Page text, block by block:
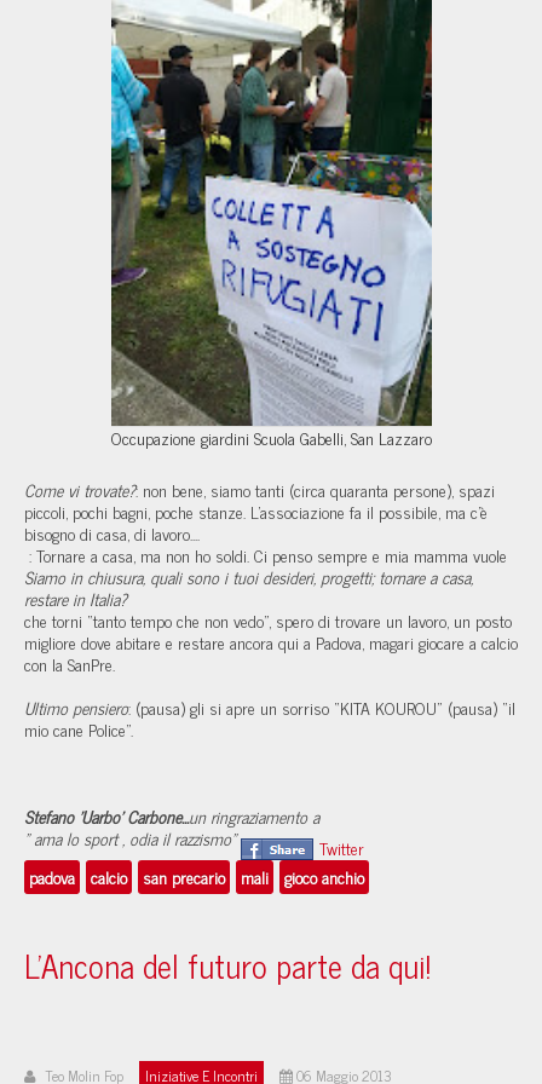
Occupazione giardini Scuola Gabelli, San Lazzaro
Come vi trovate?: non bene, siamo tanti (circa quaranta persone), spazi
piccoli, pochi bagni, poche stanze. L'associazione fa il possibile, ma c'è
bisogno di casa, di lavoro....
Siamo in chiusura, quali sono i tuoi desideri, progetti; tornare a casa,
restare in Italia?
: Tornare a casa, ma non ho soldi. Ci penso sempre e mia mamma vuole
che torni “tanto tempo che non vedo”, spero di trovare un lavoro, un posto
migliore dove abitare e restare ancora qui a Padova, magari giocare a calcio
con la SanPre.
Ultimo pensiero: (pausa) gli si apre un sorriso “KITA KOUROU” (pausa) “il
mio cane Police”.
un ringraziamento a
Stefano 'Uarbo' Carbone...
" ama lo sport , odia il razzismo"
Twitter
padova calcio san precario mali gioco anchio
L'Ancona del futuro parte da qui!
Teo Molin Fop Iniziative E Incontri 06 Maggio 2013